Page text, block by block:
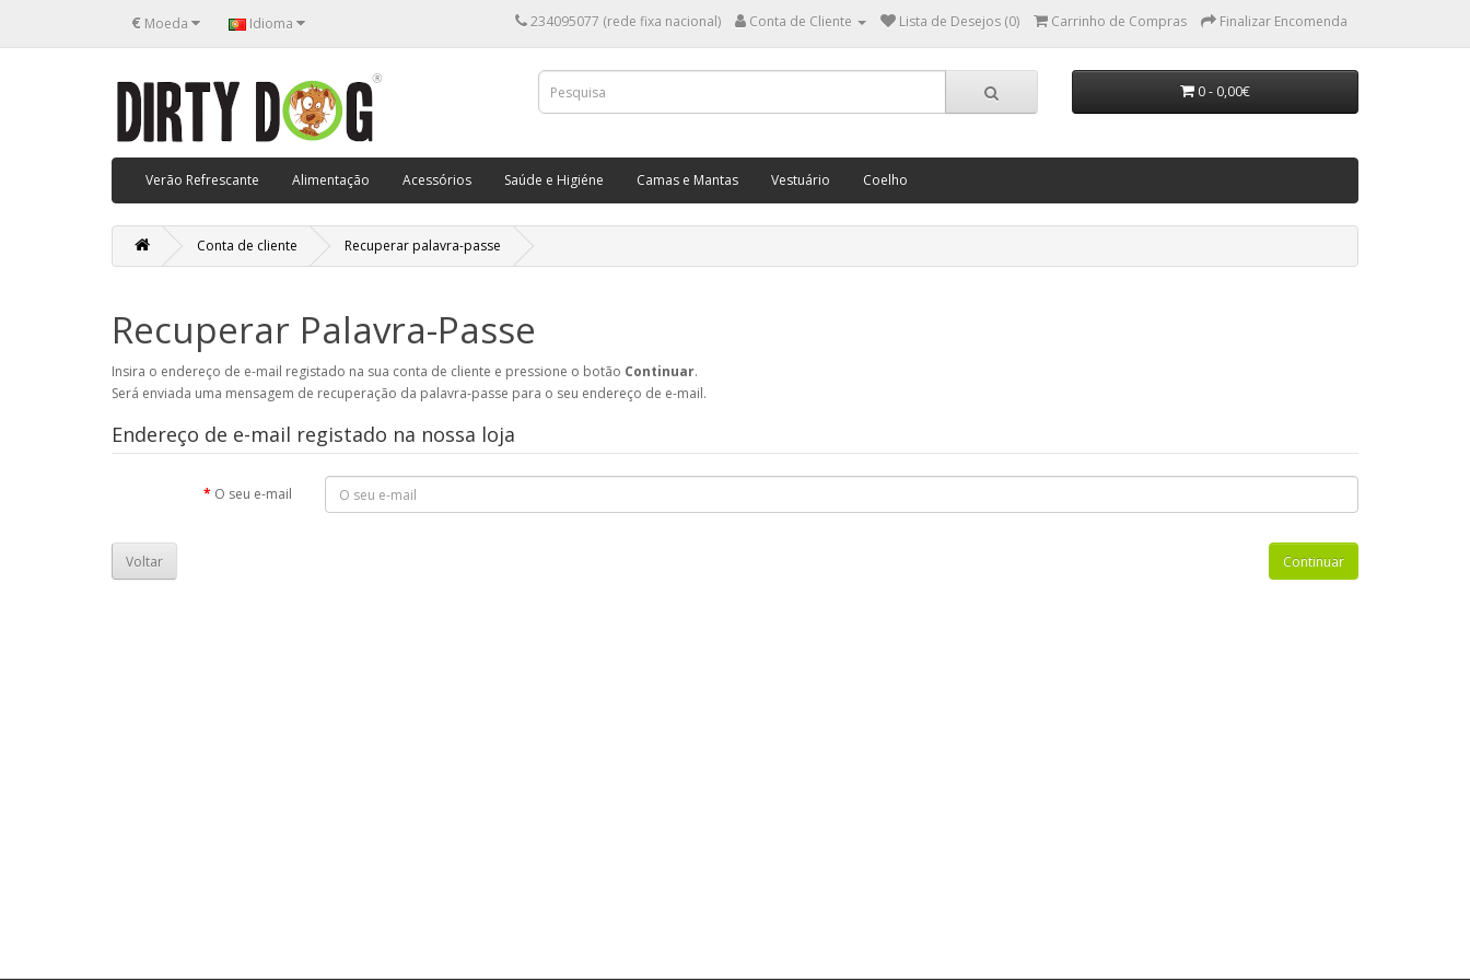
€ Moeda Idioma 234095077 (rede fixa nacional) Conta de Cliente Lista de Desejos (0) Carrinho de Compras Finalizar Encomenda
0 - 0,00€
Verão Refrescante Alimentação Acessórios Saúde e Higiéne Camas e Mantas Vestuário Coelho
Conta de cliente Recuperar palavra-passe
Recuperar Palavra-Passe
Insira o endereço de e-mail registado na sua conta de cliente e pressione o botão Continuar.
Será enviada uma mensagem de recuperação da palavra-passe para o seu endereço de e-mail.
Endereço de e-mail registado na nossa loja
O seu e-mail
Voltar